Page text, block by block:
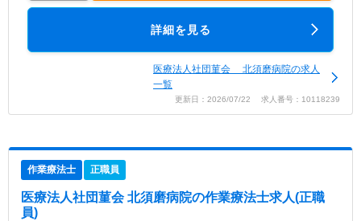
詳細を見る
医療法人社団菫会 北須磨病院の求人
一覧
更新日：2026/07/22 求人番号：10118239
作業療法士 正職員
医療法人社団菫会 北須磨病院の作業療法士求人(正職
員)